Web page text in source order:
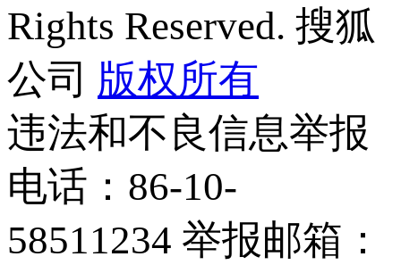
Rights Reserved. 搜狐
公司 版权所有
违法和不良信息举报
电话：86-10-
58511234 举报邮箱：